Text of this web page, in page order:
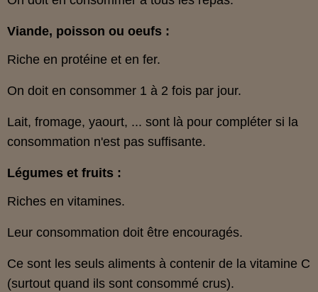
Viande, poisson ou oeufs :
Riche en protéine et en fer.
On doit en consommer 1 à 2 fois par jour.
Lait, fromage, yaourt, ... sont là pour compléter si la
consommation n'est pas suffisante.
Légumes et fruits :
Riches en vitamines.
Leur consommation doit être encouragés.
Ce sont les seuls aliments à contenir de la vitamine C
(surtout quand ils sont consommé crus).